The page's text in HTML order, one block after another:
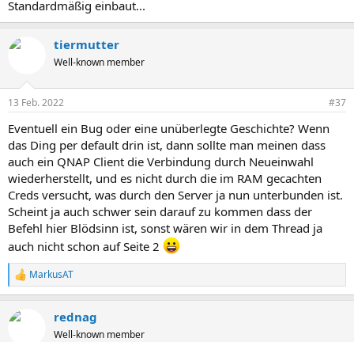
Standardmäßig einbaut...
tiermutter
Well-known member
13 Feb. 2022 #37
Eventuell ein Bug oder eine unüberlegte Geschichte? Wenn
das Ding per default drin ist, dann sollte man meinen dass
auch ein QNAP Client die Verbindung durch Neueinwahl
wiederherstellt, und es nicht durch die im RAM gecachten
Creds versucht, was durch den Server ja nun unterbunden ist.
Scheint ja auch schwer sein darauf zu kommen dass der
Befehl hier Blödsinn ist, sonst wären wir in dem Thread ja
auch nicht schon auf Seite 2
R
e
k
MarkusAT
rednag
Well-known member